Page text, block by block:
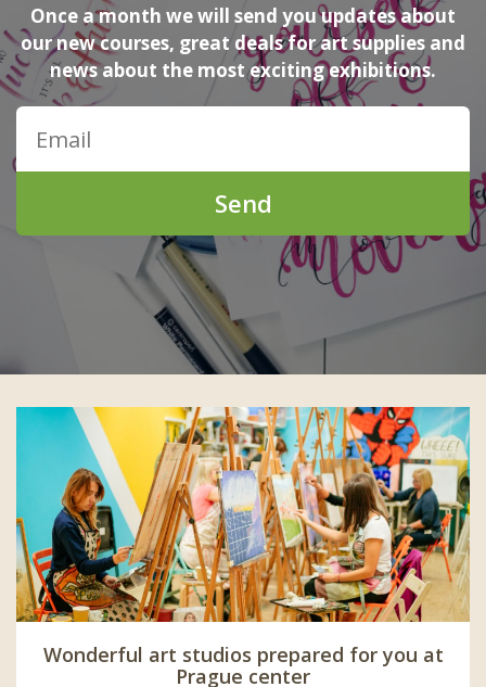
Once a month we will send you updates about
our new courses, great deals for art supplies and
news about the most exciting exhibitions.
Send
Wonderful art studios prepared for you at
Prague center